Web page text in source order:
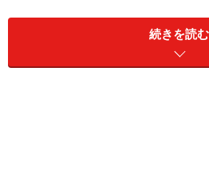
ンカとチョコレート工場のはじ
続きを読む